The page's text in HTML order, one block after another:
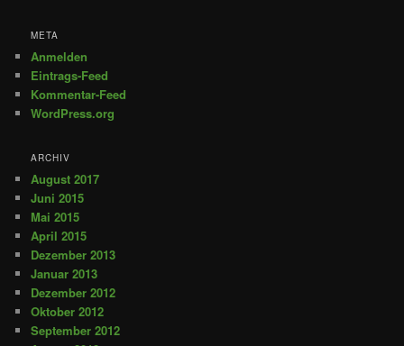
META
Anmelden
Eintrags-Feed
Kommentar-Feed
WordPress.org
ARCHIV
August 2017
Juni 2015
Mai 2015
April 2015
Dezember 2013
Januar 2013
Dezember 2012
Oktober 2012
September 2012